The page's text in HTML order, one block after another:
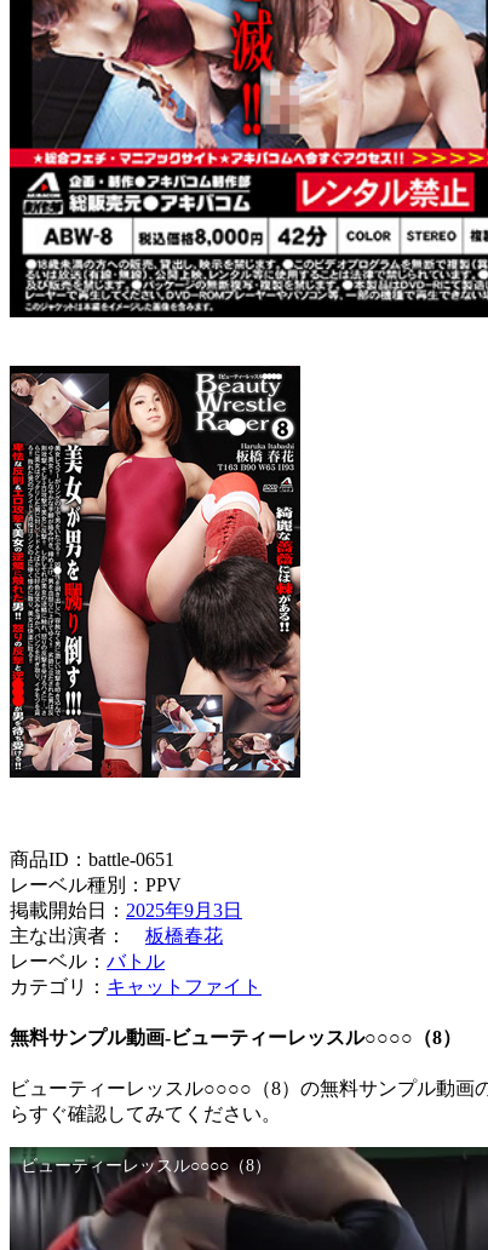
商品ID：battle-0651
レーベル種別：PPV
掲載開始日： 2025年9月3日
主な出演者： 板橋春花
レーベル： バトル
カテゴリ： キャットファイト
無料サンプル動画-ビューティーレッスル○○○○（8）
ビューティーレッスル○○○○（8）の無料サンプル動
らすぐ確認してみてください。